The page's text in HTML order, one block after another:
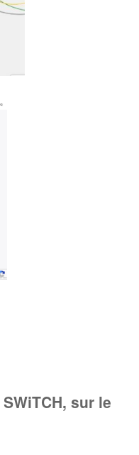
sur le